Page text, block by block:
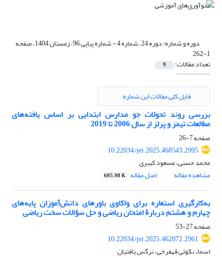
دوره و شماره: دوره 24، شماره 4 - شماره پیاپی 96، زمستان 1404، صفحه
1-262
تعداد مقالات: 9
فایل کلی مقالات این شماره
بررسی روند تحولات جو مدارس ابتدایی بر اساس یافته‌های
مطالعات تیمز و پرلز از سال 2006 تا 2019
صفحه7-26
10.22034/jei.2025.468543.2995
محمد حسنی، مسعود کبیری
مشاهده مقاله
اصل مقاله 605.98 K
به‌کارگیری استعاره‌ برای واکاوی باورهای دانش‌آموزان پایه‌های
چهارم و هشتم دربارۀ امتحان ریاضی و حل سؤالات سخت ریاضی
صفحه27-53
10.22034/jei.2025.462072.2961
اسماء نکوئی قهفرخی، نرگس یافتیان